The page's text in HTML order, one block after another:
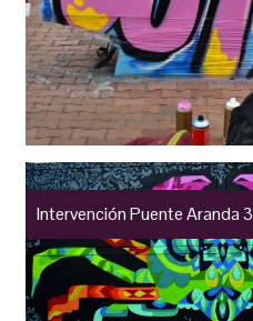
Intervención Puente Aranda 3